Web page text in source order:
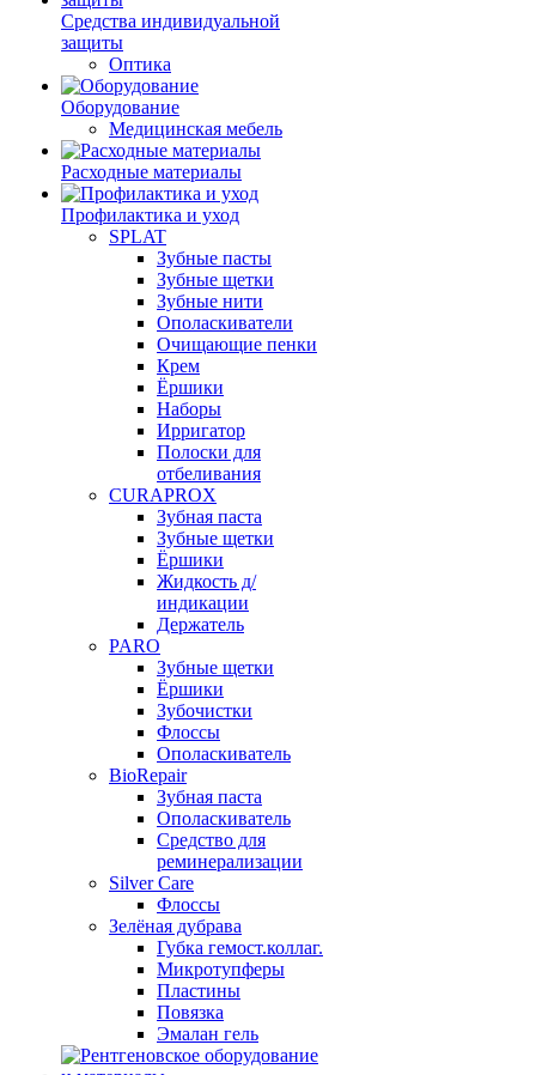
Средства индивидуальной
защиты
Оптика
Оборудование
Медицинская мебель
Расходные материалы
Профилактика и уход
SPLAT
Зубные пасты
Зубные щетки
Зубные нити
Ополаскиватели
Очищающие пенки
Крем
Ёршики
Наборы
Ирригатор
Полоски для
отбеливания
CURAPROX
Зубная паста
Зубные щетки
Ёршики
Жидкость д/
индикации
Держатель
PARO
Зубные щетки
Ёршики
Зубочистки
Флоссы
Ополаскиватель
BioRepair
Зубная паста
Ополаскиватель
Средство для
реминерализации
Silver Care
Флоссы
Зелёная дубрава
Губка гемост.коллаг.
Микротупферы
Пластины
Повязка
Эмалан гель